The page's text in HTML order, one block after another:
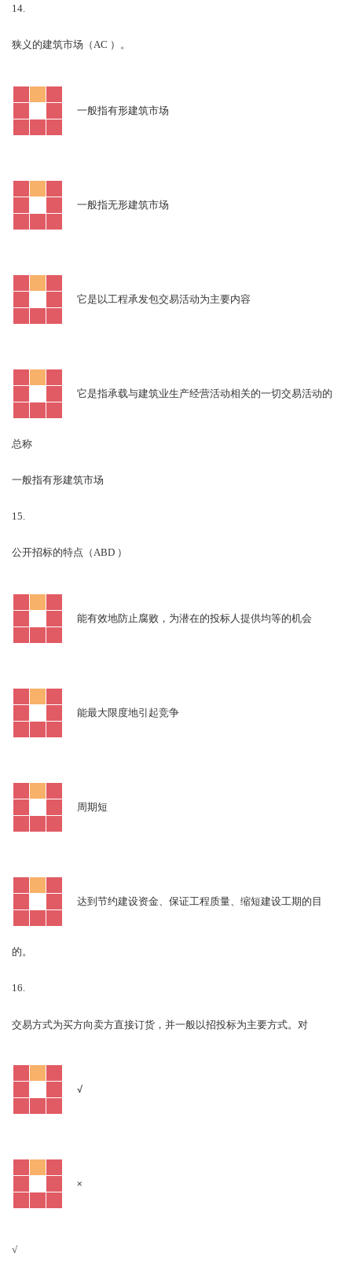
14.
狭义的建筑市场（AC ）。
一般指有形建筑市场
一般指无形建筑市场
它是以工程承发包交易活动为主要内容
它是指承载与建筑业生产经营活动相关的一切交易活动的
总称
一般指有形建筑市场
15.
公开招标的特点（ABD ）
能有效地防止腐败，为潜在的投标人提供均等的机会
能最大限度地引起竞争
周期短
达到节约建设资金、保证工程质量、缩短建设工期的目
的。
16.
交易方式为买方向卖方直接订货，并一般以招投标为主要方式。 对
√
×
√